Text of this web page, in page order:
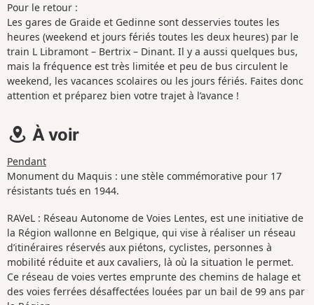
Pour le retour :
Les gares de Graide et Gedinne sont desservies toutes les
heures (weekend et jours fériés toutes les deux heures) par le
train L Libramont – Bertrix – Dinant. Il y a aussi quelques bus,
mais la fréquence est très limitée et peu de bus circulent le
weekend, les vacances scolaires ou les jours fériés. Faites donc
attention et préparez bien votre trajet à l’avance !
À voir
Pendant
Monument du Maquis : une stèle commémorative pour 17
résistants tués en 1944.
RAVeL : Réseau Autonome de Voies Lentes, est une initiative de
la Région wallonne en Belgique, qui vise à réaliser un réseau
d’itinéraires réservés aux piétons, cyclistes, personnes à
mobilité réduite et aux cavaliers, là où la situation le permet.
Ce réseau de voies vertes emprunte des chemins de halage et
des voies ferrées désaffectées louées par un bail de 99 ans par